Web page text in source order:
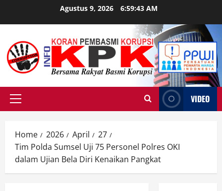
Agustus 9, 2026 6:59:44 AM
Primary
VIDEO
Home 2026 April
27
Tim Polda Sumsel Uji 75 Personel Polres OKI
dalam Ujian Bela Diri Kenaikan Pangkat